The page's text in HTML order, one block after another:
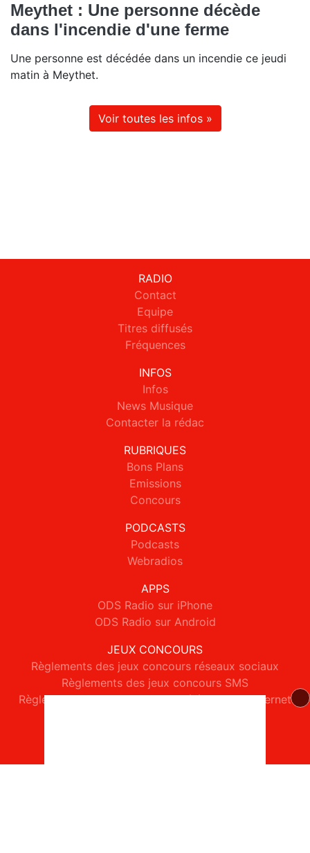
Meythet : Une personne décède
dans l'incendie d'une ferme
Une personne est décédée dans un incendie ce jeudi
matin à Meythet.
Voir toutes les infos »
RADIO
Contact
Equipe
Titres diffusés
Fréquences
INFOS
Infos
News Musique
Contacter la rédac
RUBRIQUES
Bons Plans
Emissions
Concours
PODCASTS
Podcasts
Webradios
APPS
ODS Radio sur iPhone
ODS Radio sur Android
JEUX CONCOURS
Règlements des jeux concours réseaux sociaux
Règlements des jeux concours SMS
Règlements des jeux concours téléphone et internet